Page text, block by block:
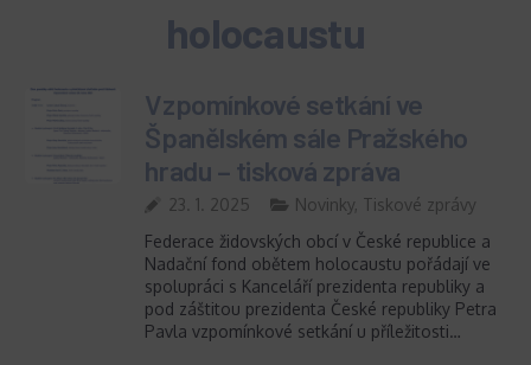
holocaustu
Vzpomínkové setkání ve
Španělském sále Pražského
hradu – tisková zpráva
23. 1. 2025 Novinky, Tiskové zprávy
Federace židovských obcí v České republice a
Nadační fond obětem holocaustu pořádají ve
spolupráci s Kanceláří prezidenta republiky a
pod záštitou prezidenta České republiky Petra
Pavla vzpomínkové setkání u příležitosti…